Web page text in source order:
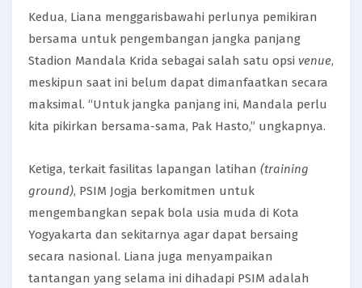
Kedua, Liana menggarisbawahi perlunya pemikiran
bersama untuk pengembangan jangka panjang
Stadion Mandala Krida sebagai salah satu opsi venue,
meskipun saat ini belum dapat dimanfaatkan secara
maksimal. “Untuk jangka panjang ini, Mandala perlu
kita pikirkan bersama-sama, Pak Hasto,” ungkapnya.
Ketiga, terkait fasilitas lapangan latihan (training
ground), PSIM Jogja berkomitmen untuk
mengembangkan sepak bola usia muda di Kota
Yogyakarta dan sekitarnya agar dapat bersaing
secara nasional. Liana juga menyampaikan
tantangan yang selama ini dihadapi PSIM adalah